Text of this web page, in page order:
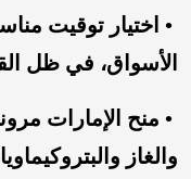
• اختيار توقيت
الأسواق، في ظل
• منح الإمارات
والغاز